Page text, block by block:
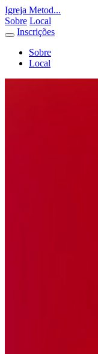
Igreja Metod...
Sobre Local
Inscrições
Sobre
Local